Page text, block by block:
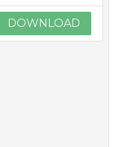
DOWNLOAD